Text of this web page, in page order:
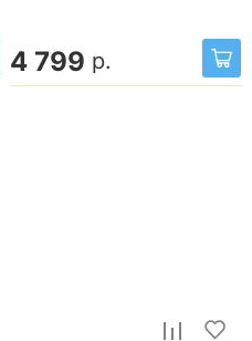
4 799 р.